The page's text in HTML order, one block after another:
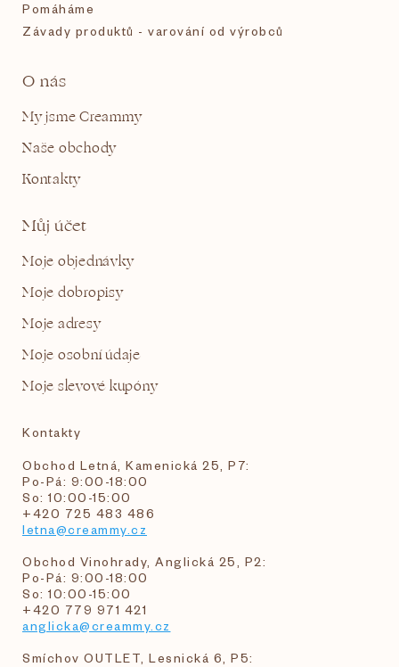
Pomáháme
Závady produktů - varování od výrobců
O nás
My jsme Creammy
Naše obchody
Kontakty
Můj účet
Moje objednávky
Moje dobropisy
Moje adresy
Moje osobní údaje
Moje slevové kupóny
Kontakty
Obchod Letná, Kamenická 25, P7:
Po-Pá: 9:00-18:00
So: 10:00-15:00
+420 725 483 486
letna@creammy.cz
Obchod Vinohrady, Anglická 25, P2:
Po-Pá: 9:00-18:00
So: 10:00-15:00
+420 779 971 421
anglicka@creammy.cz
Smíchov OUTLET, Lesnická 6, P5: